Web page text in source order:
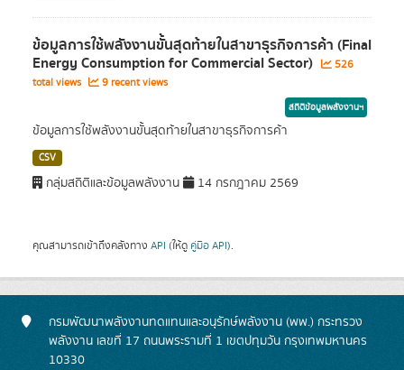
ข้อมูลการใช้พลังงานขั้นสุดท้ายในสาขาธุรกิจการค้า (Final
Energy Consumption for Commercial Sector)
526
total views
9 recent views
สถิติข้อมูลพลังงานฯ
ข้อมูลการใช้พลังงานขั้นสุดท้ายในสาขาธุรกิจการค้า
CSV
กลุ่มสถิติและข้อมูลพลังงาน 14 กรกฎาคม 2569
คุณสามารถเข้าถึงคลังทาง API (ให้ดู คู่มือ API).
กรมพัฒนาพลังงานทดแทนและอนุรักษ์พลังงาน (พพ.) กระทรวง
พลังงาน เลขที่ 17 ถนนพระรามที่ 1 เขตปทุมวัน กรุงเทพมหานคร
10330